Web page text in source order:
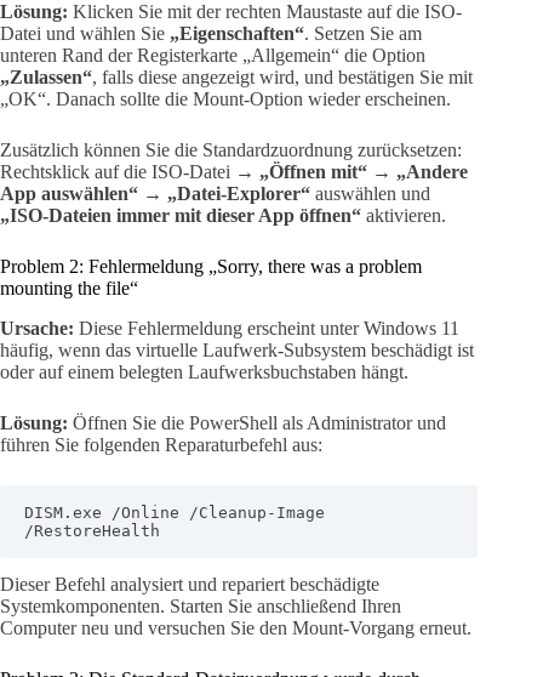
Lösung: Klicken Sie mit der rechten Maustaste auf die ISO-
Datei und wählen Sie „Eigenschaften“. Setzen Sie am
unteren Rand der Registerkarte „Allgemein“ die Option
„Zulassen“, falls diese angezeigt wird, und bestätigen Sie mit
„OK“. Danach sollte die Mount-Option wieder erscheinen.
Zusätzlich können Sie die Standardzuordnung zurücksetzen:
Rechtsklick auf die ISO-Datei → „Öffnen mit“ → „Andere
App auswählen“ → „Datei-Explorer“ auswählen und
„ISO-Dateien immer mit dieser App öffnen“ aktivieren.
Problem 2: Fehlermeldung „Sorry, there was a problem
mounting the file“
Ursache: Diese Fehlermeldung erscheint unter Windows 11
häufig, wenn das virtuelle Laufwerk-Subsystem beschädigt ist
oder auf einem belegten Laufwerksbuchstaben hängt.
Lösung: Öffnen Sie die PowerShell als Administrator und
führen Sie folgenden Reparaturbefehl aus:
DISM.exe /Online /Cleanup-Image
/RestoreHealth
Dieser Befehl analysiert und repariert beschädigte
Systemkomponenten. Starten Sie anschließend Ihren
Computer neu und versuchen Sie den Mount-Vorgang erneut.